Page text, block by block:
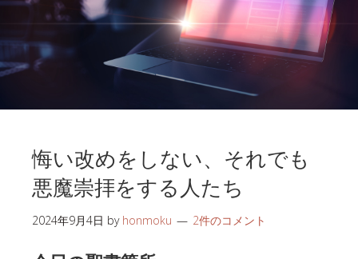
悔い改めをしない、それでも
悪魔崇拝をする人たち
2024年9月4日 by honmoku 2件のコメント